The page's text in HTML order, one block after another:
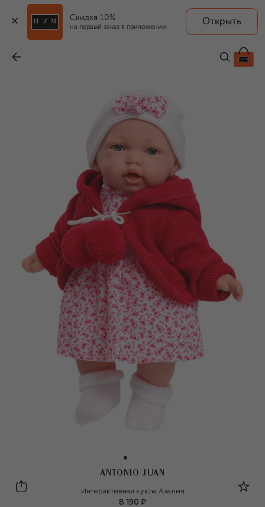
Скидка 10%
на первый заказ в приложении
Открыть
ANTONIO JUAN
8 190 ₽
ANTONIO JUAN
ANTONIO JUAN
Интерактивная кукла Азалия
8 190 ₽